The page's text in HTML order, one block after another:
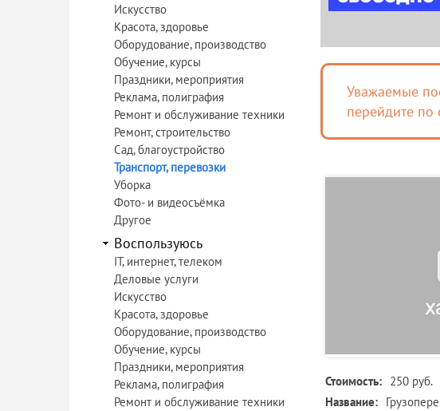
Искусство
Красота, здоровье
Оборудование, производство
Обучение, курсы
Праздники, мероприятия
Реклама, полиграфия
Ремонт и обслуживание техники
Ремонт, строительство
Сад, благоустройство
Транспорт, перевозки
Уборка
Фото- и видеосъёмка
Другое
Воспользуюсь
IT, интернет, телеком
Деловые услуги
Искусство
Красота, здоровье
Оборудование, производство
Обучение, курсы
Праздники, мероприятия
Реклама, полиграфия
Ремонт и обслуживание техники
Уважаемые
перейдите по
Стоимость: 250 руб.
Название: